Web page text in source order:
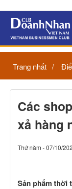
Trang nhất
Các
xả hàng
Thứ năm - 07/10/
Sản phẩm thời